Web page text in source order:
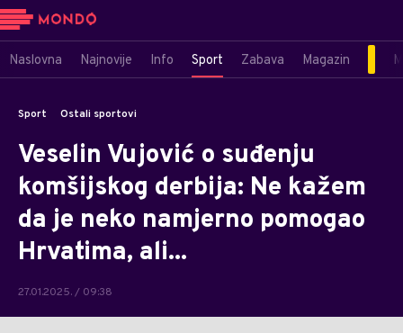
Naslovna Najnovije Info Sport Zabava Magazin
Sport Ostali sportovi
Veselin Vujović o suđenju
komšijskog derbija: Ne kažem
da je neko namjerno pomogao
Hrvatima, ali...
27.01.2025. / 09:38